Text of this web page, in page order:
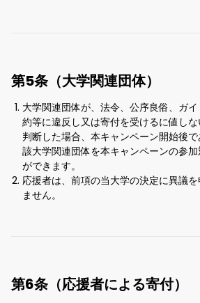
第5条（大学関連団体）
大学関連団体が、法令、公序良俗、ガ
約等に違反し又は寄付を受けるに値し
判断した場合、本キャンペーン開始後
該大学関連団体を本キャンペーンの参
ができます。
応援者は、前項の当大学の決定に異議
ません。
第6条（応援者による寄付）